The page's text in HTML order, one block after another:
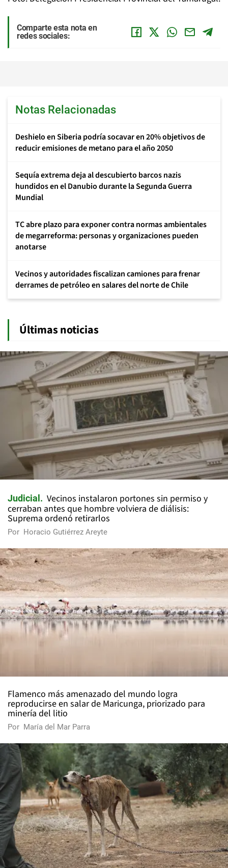
Comparte esta nota en
redes sociales:
Notas Relacionadas
Deshielo en Siberia podría socavar en 20% objetivos de
reducir emisiones de metano para el año 2050
Sequía extrema deja al descubierto barcos nazis
hundidos en el Danubio durante la Segunda Guerra
Mundial
TC abre plazo para exponer contra normas ambientales
de megarreforma: personas y organizaciones pueden
anotarse
Vecinos y autoridades fiscalizan camiones para frenar
derrames de petróleo en salares del norte de Chile
Últimas noticias
Judicial
Vecinos instalaron portones sin permiso y
cerraban antes que hombre volviera de diálisis:
Suprema ordenó retirarlos
Por Horacio Gutiérrez Areyte
Flamenco más amenazado del mundo logra
reproducirse en salar de Maricunga, priorizado para
minería del litio
Por María del Mar Parra